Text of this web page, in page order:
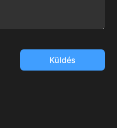
Küldés